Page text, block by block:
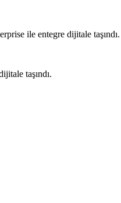
ile entegre dijitale taşındı.
taşındı.